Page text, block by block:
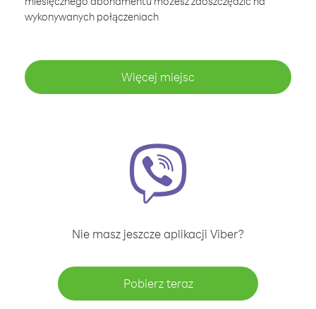
wykonywanych połączeniach
Więcej miejsc
Nie masz jeszcze aplikacji Viber?
Pobierz teraz